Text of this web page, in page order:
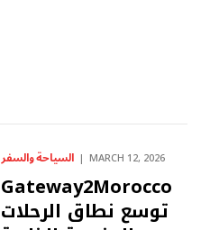
السياحة والسفر MARCH 12, 2026
Gateway2Morocco
توسع نطاق الرحلات